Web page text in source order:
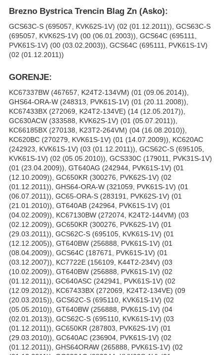
Brezno Bystrica Trencin Blag Zn (Asko):
GCS63C-S (695057, KVK62S-1V) (02 (01.12.2011)), GCS63C-S
(695057, KVK62S-1V) (00 (06.01.2003)), GCS64C (695111,
PVK61S-1V) (00 (03.02.2003)), GCS64C (695111, PVK61S-1V)
(02 (01.12.2011))
GORENJE:
KC67337BW (467657, K24T2-134VM) (01 (09.06.2014)),
GHS64-ORA-W (248313, PVK61S-1V) (01 (20.11.2008)),
KC67433BX (272069, K24T2-134VE) (14 (12.05.2017)),
GC630ACW (333588, KVK62S-1V) (01 (05.07.2011)),
KC66185BX (270138, K23T2-264VM) (04 (16.08.2010)),
KC620BC (270279, KVK61S-1V) (01 (14.07.2009)), KC620AC
(242923, KVK61S-1V) (03 (01.12.2011)), GCS62C-S (695105,
KVK61S-1V) (02 (05.05.2010)), GCS330C (179011, PVK31S-1V)
(01 (23.04.2009)), GT640AG (242944, PVK61S-1V) (01
(12.10.2009)), GC650KR (300276, PVK62S-1V) (02
(01.12.2011)), GHS64-ORA-W (321059, PVK61S-1V) (01
(06.07.2011)), GC65-ORA-S (283191, PVK62S-1V) (01
(21.01.2010)), GT640AB (242964, PVK61S-1V) (01
(04.02.2009)), KC67130BW (272074, K24T2-144VM) (03
(02.12.2009)), GC650KR (300276, PVK62S-1V) (01
(29.03.2011)), GCS62C-S (695105, KVK61S-1V) (01
(12.12.2005)), GT640BW (256888, PVK61S-1V) (01
(08.04.2009)), GCS64C (187671, PVK61S-1V) (01
(03.12.2007)), KC7722E (156109, K44T2-234V) (03
(10.02.2009)), GT640BW (256888, PVK61S-1V) (02
(01.12.2011)), GC640ASC (242941, PVK61S-1V) (02
(12.09.2012)), KC67433BX (272069, K24T2-134VE) (09
(20.03.2015)), GCS62C-S (695110, KVK61S-1V) (02
(05.05.2010)), GT640BW (256888, PVK61S-1V) (04
(02.01.2013)), GCS62C-S (695110, KVK61S-1V) (03
(01.12.2011)), GC650KR (287803, PVK62S-1V) (01
(29.03.2010)), GC640AC (236904, PVK61S-1V) (02
(01.12.2011)), GHS64ORAW (265888, PVK61S-1V) (02